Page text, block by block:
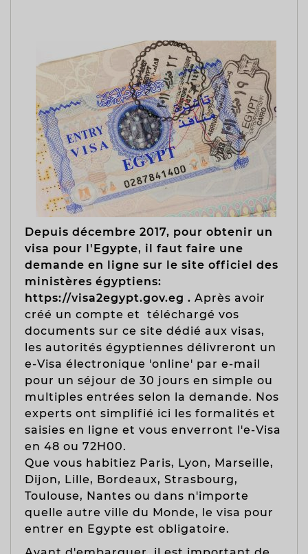
Depuis décembre 2017, pour obtenir un
visa pour l'Egypte, il faut faire une
demande en ligne sur le site officiel des
ministères égyptiens:
https://visa2egypt.gov.eg . Après avoir
créé un compte et téléchargé vos
documents sur ce site dédié aux visas,
les autorités égyptiennes délivreront un
e-Visa électronique 'online' par e-mail
pour un séjour de 30 jours en simple ou
multiples entrées selon la demande. Nos
experts ont simplifié ici les formalités et
saisies en ligne et vous enverront l'e-Visa
en 48 ou 72H00.
Que vous habitiez Paris, Lyon, Marseille,
Dijon, Lille, Bordeaux, Strasbourg,
Toulouse, Nantes ou dans n'importe
quelle autre ville du Monde, le visa pour
entrer en Egypte est obligatoire.